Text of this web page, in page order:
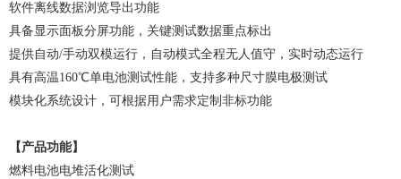
软件离线数据浏览导出功能
具备显示面板分屏功能，关键测试数据重点标出
提供自动/手动双模运行，自动模式全程无人值守，实时动态运行
具有高温160℃单电池测试性能，支持多种尺寸膜电极测试
模块化系统设计，可根据用户需求定制非标功能
【产品功能】
燃料电池电堆活化测试